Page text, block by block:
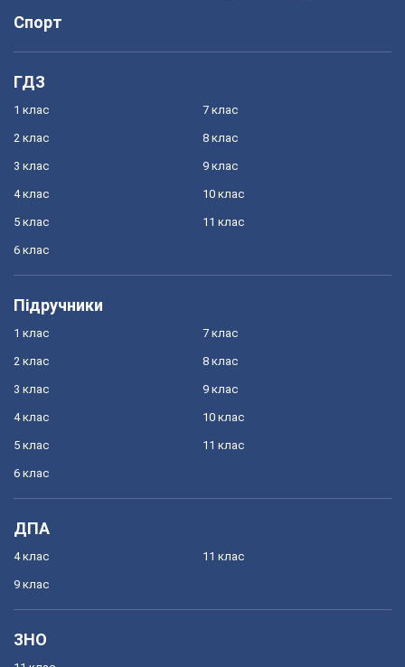
Спорт
ГДЗ
1 клас
2 клас
3 клас
4 клас
5 клас
6 клас
7 клас
8 клас
9 клас
10 клас
11 клас
Підручники
1 клас
2 клас
3 клас
4 клас
5 клас
6 клас
7 клас
8 клас
9 клас
10 клас
11 клас
ДПА
4 клас
9 клас
11 клас
ЗНО